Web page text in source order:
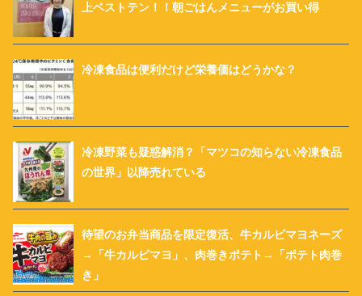
上ベストテン！！朝ごはんメニューがお買い得
冷凍食品は便利だけど栄養価はどうかな？
冷凍野菜も疑惑解消？「マツコの知らない冷凍食品
の世界」以降売れている
待望のお弁当商品を限定復活、牛カルビマヨネーズ
→「牛カルビマヨ」、肉巻きポテト→「ポテト肉巻
き」